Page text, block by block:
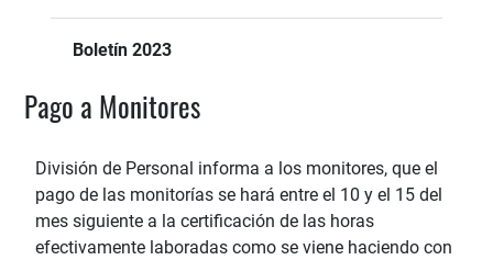
Boletín 2023
Pago a Monitores
División de Personal informa a los monitores, que el
pago de las monitorías se hará entre el 10 y el 15 del
mes siguiente a la certificación de las horas
efectivamente laboradas como se viene haciendo con